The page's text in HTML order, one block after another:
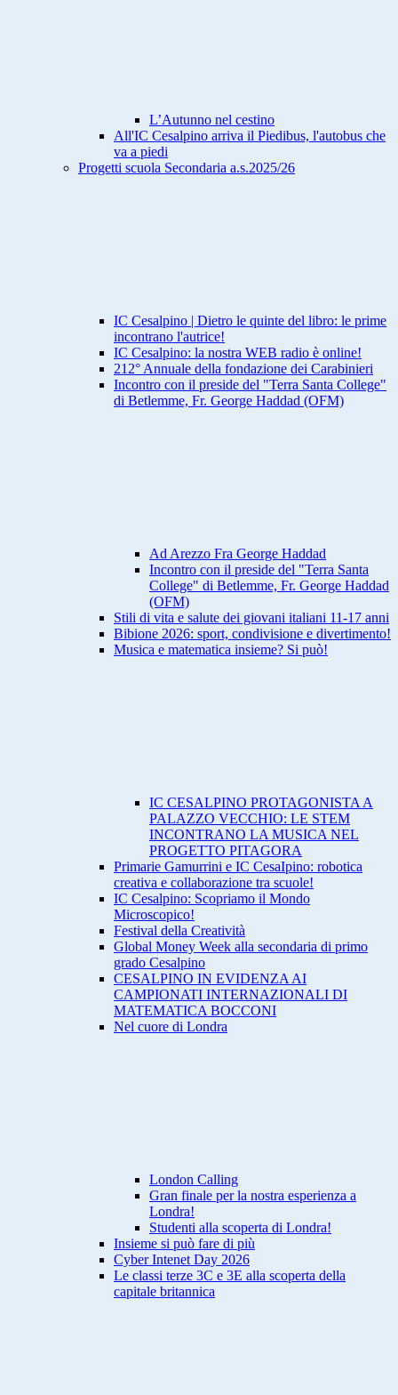
L’Autunno nel cestino
All'IC Cesalpino arriva il Piedibus, l'autobus che
va a piedi
Progetti scuola Secondaria a.s.2025/26
IC Cesalpino | Dietro le quinte del libro: le prime
incontrano l'autrice!
IC Cesalpino: la nostra WEB radio è online!
212° Annuale della fondazione dei Carabinieri
Incontro con il preside del "Terra Santa College"
di Betlemme, Fr. George Haddad (OFM)
Ad Arezzo Fra George Haddad
Incontro con il preside del "Terra Santa
College" di Betlemme, Fr. George Haddad
(OFM)
Stili di vita e salute dei giovani italiani 11-17 anni
Bibione 2026: sport, condivisione e divertimento!
Musica e matematica insieme? Si può!
IC CESALPINO PROTAGONISTA A
PALAZZO VECCHIO: LE STEM
INCONTRANO LA MUSICA NEL
PROGETTO PITAGORA
Primarie Gamurrini e IC CesaIpino: robotica
creativa e collaborazione tra scuole!
IC Cesalpino: Scopriamo il Mondo
Microscopico!
Festival della Creatività
Global Money Week alla secondaria di primo
grado Cesalpino
CESALPINO IN EVIDENZA AI
CAMPIONATI INTERNAZIONALI DI
MATEMATICA BOCCONI
Nel cuore di Londra
London Calling
Gran finale per la nostra esperienza a
Londra!
Studenti alla scoperta di Londra!
Insieme si può fare di più
Cyber Intenet Day 2026
Le classi terze 3C e 3E alla scoperta della
capitale britannica